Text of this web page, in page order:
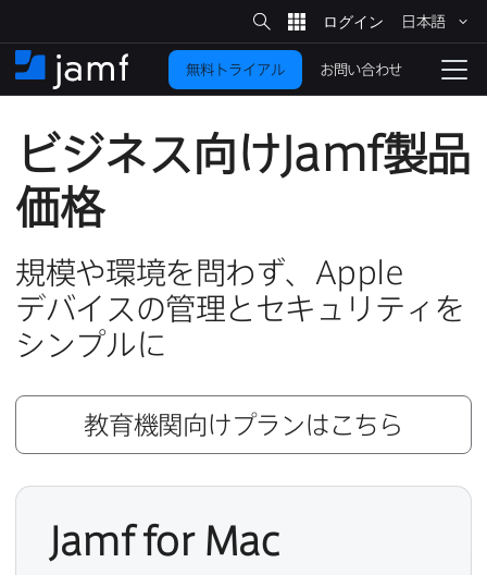
イ
ン
コ
ン
ツ
に
動
サ
イ
ト
検
索
日本語
ホ
ー
ナ
ー
シ
り
​
無料トライアル お問い合わせ
ビジネス向け Jamf製品
価格
規模や​環境を​問わず、 Apple
デバイスの​管理と​セキュリティを​
シンプルに
教育機関向けプランは​こちら
Jamf for Mac